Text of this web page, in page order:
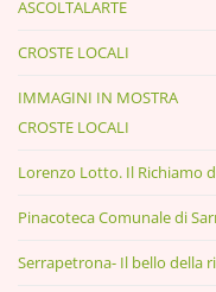
ASCOLTALARTE
CROSTE LOCALI
IMMAGINI IN MOSTRA
CROSTE LOCALI
Lorenzo Lotto. Il Richiamo
Pinacoteca Comunale di
Serrapetrona- Il bello della